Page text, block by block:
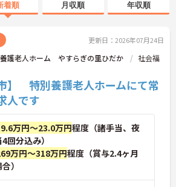
着順 月収順 年収順
更新日：2026年07月24日
護老人ホーム やすらぎの里ひだか
社会福
】 特別養護老人ホームにて常
人です
万円～23.0万円程度（諸手当、夜
回分込み）
万円～318万円程度（賞与2.4ヶ月
）